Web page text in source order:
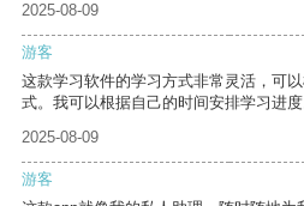
2025-08-09
游客
这款学习软件的学习方式非常灵活，可
式。我可以根据自己的时间安排学习进度
2025-08-09
游客